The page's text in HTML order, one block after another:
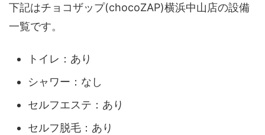
下記はチョコザップ(chocoZAP)横浜中山店の設備
一覧です。
トイレ：あり
シャワー：なし
セルフエステ：あり
セルフ脱毛：あり